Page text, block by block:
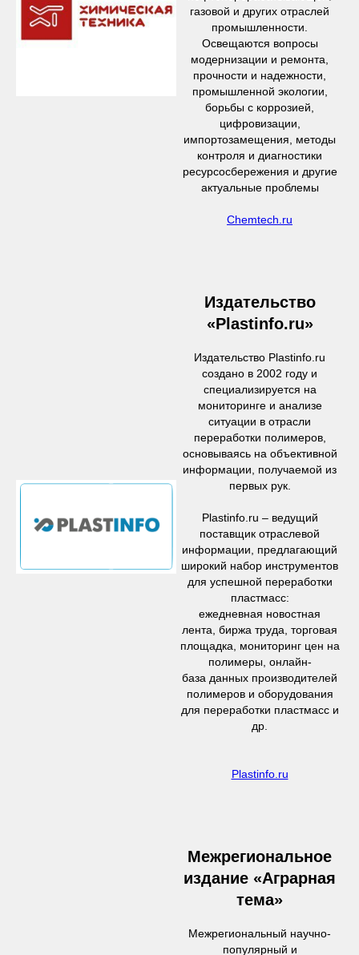
газовой и других отраслей
промышленности.
Освещаются вопросы
модернизации и ремонта,
прочности и надежности,
промышленной экологии,
борьбы с коррозией,
цифровизации,
импортозамещения, методы
контроля и диагностики
ресурсосбережения и другие
актуальные проблемы
Chemtech.ru
Издательство
«Plastinfo.ru»
Издательство Plastinfo.ru
создано в 2002 году и
специализируется на
мониторинге и анализе
ситуации в отрасли
переработки полимеров,
основываясь на объективной
информации, получаемой из
первых рук.
Plastinfo.ru – ведущий
поставщик отраслевой
информации, предлагающий
широкий набор инструментов
для успешной переработки
пластмасс:
ежедневная новостная
лента, биржа труда, торговая
площадка, мониторинг цен на
полимеры, онлайн-
база данных производителей
полимеров и оборудования
для переработки пластмасс и
др.
Plastinfo.ru
Межрегиональное
издание «Аграрная
тема»
Межрегиональный научно-
популярный и